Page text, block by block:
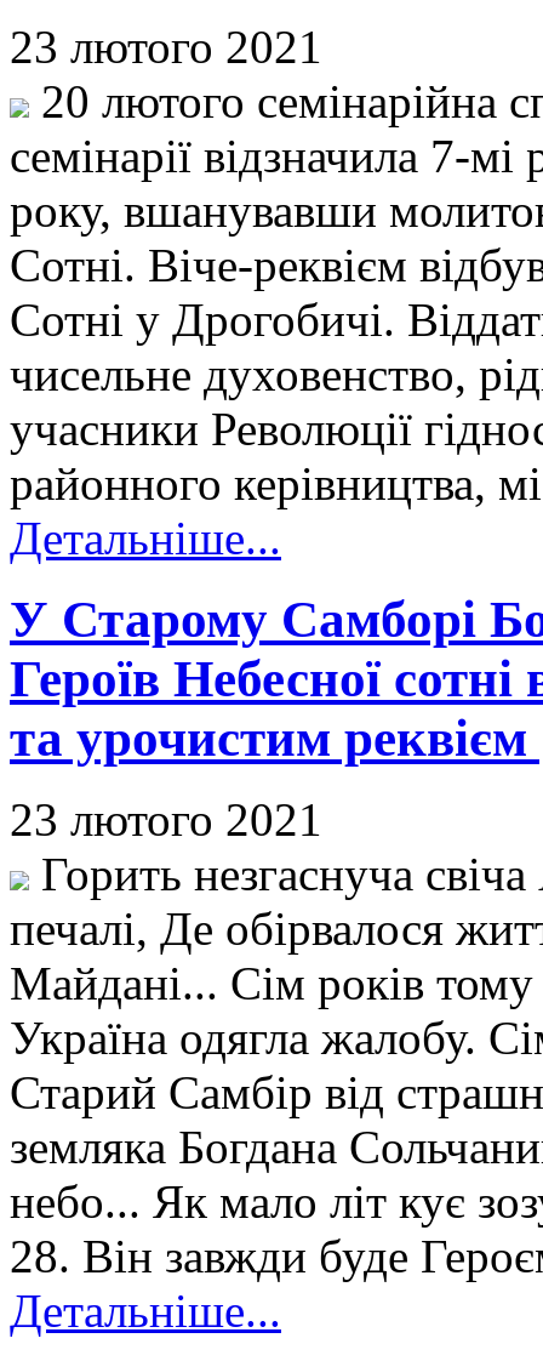
23 лютого 2021
20 лютого семінарійна
семінарії відзначила 7-
року, вшанувавши
Сотні. Віче-реквієм
Сотні у Дрогобичі.
чисельне духовенство,
учасники Революції
районного керівництва,
Детальніше...
У Старому Самборі
Героїв Небесної
та урочистим
23 лютого 2021
Горить незгаснуча
печалі, Де обірвалося
Майдані... Сім років
Україна одягла жалобу.
Старий Самбір від
земляка Богдана
небо... Як мало літ кує
28. Він завжди буде
Детальніше...